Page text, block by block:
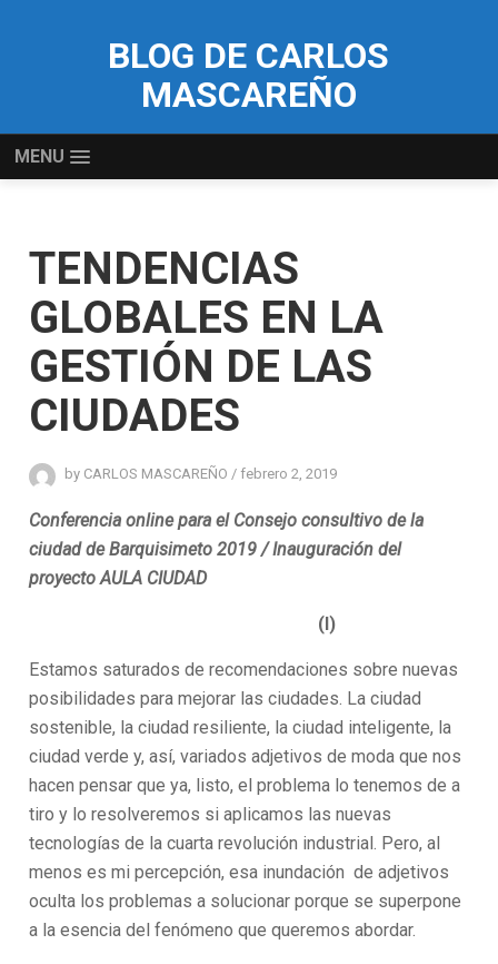
BLOG DE CARLOS
MASCAREÑO
MENU
TENDENCIAS
GLOBALES EN LA
GESTIÓN DE LAS
CIUDADES
by CARLOS MASCAREÑO / febrero 2, 2019
Conferencia online para el Consejo consultivo de la
ciudad de Barquisimeto 2019 / Inauguración del
proyecto AULA CIUDAD
(I)
Estamos saturados de recomendaciones sobre nuevas
posibilidades para mejorar las ciudades. La ciudad
sostenible, la ciudad resiliente, la ciudad inteligente, la
ciudad verde y, así, variados adjetivos de moda que nos
hacen pensar que ya, listo, el problema lo tenemos de a
tiro y lo resolveremos si aplicamos las nuevas
tecnologías de la cuarta revolución industrial. Pero, al
menos es mi percepción, esa inundación de adjetivos
oculta los problemas a solucionar porque se superpone
a la esencia del fenómeno que queremos abordar.